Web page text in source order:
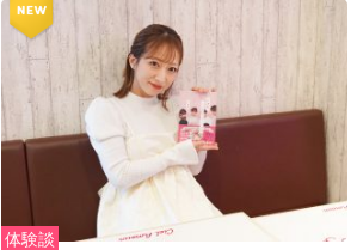
体験談